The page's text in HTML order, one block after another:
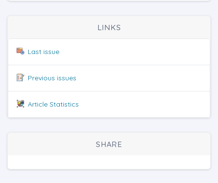
LINKS
Last issue
Previous issues
Article Statistics
SHARE